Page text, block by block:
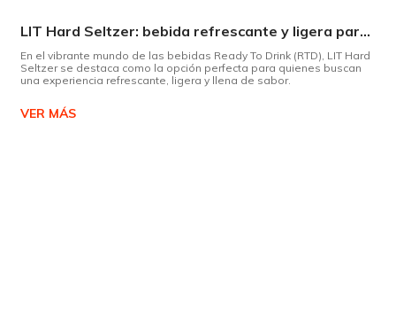
LIT Hard Seltzer: bebida refrescante y ligera para disfrutar de este verano
En el vibrante mundo de las bebidas Ready To Drink (RTD), LIT Hard
Seltzer se destaca como la opción perfecta para quienes buscan
una experiencia refrescante, ligera y llena de sabor.
VER MÁS